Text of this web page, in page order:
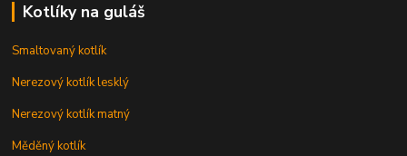
Kotlíky na guláš
Smaltovaný kotlík
Nerezový kotlík lesklý
Nerezový kotlík matný
Měděný kotlík